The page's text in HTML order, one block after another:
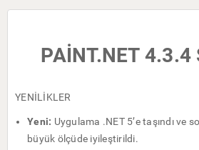
PAİNT.NET 4.3.4
YENİLİKLER
Yeni: Uygulama .NET 5’e taşındı ve
büyük ölçüde iyileştirildi.